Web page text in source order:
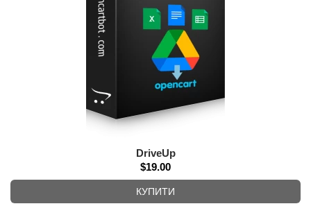
DriveUp
$19.00
КУПИТИ